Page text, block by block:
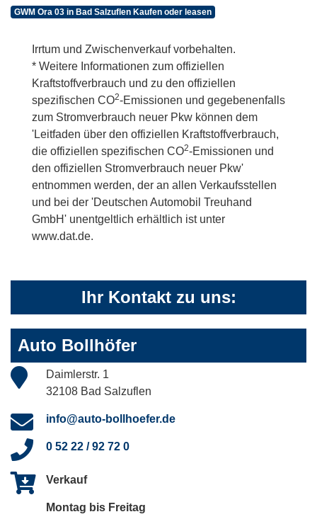
GWM Ora 03 in Bad Salzuflen Kaufen oder leasen
Irrtum und Zwischenverkauf vorbehalten.
* Weitere Informationen zum offiziellen
Kraftstoffverbrauch und zu den offiziellen
spezifischen CO2-Emissionen und gegebenenfalls
zum Stromverbrauch neuer Pkw können dem
'Leitfaden über den offiziellen Kraftstoffverbrauch,
die offiziellen spezifischen CO2-Emissionen und
den offiziellen Stromverbrauch neuer Pkw'
entnommen werden, der an allen Verkaufsstellen
und bei der 'Deutschen Automobil Treuhand
GmbH' unentgeltlich erhältlich ist unter
www.dat.de.
Ihr Kontakt zu uns:
Auto Bollhöfer
Daimlerstr. 1
32108 Bad Salzuflen
info@auto-bollhoefer.de
0 52 22 / 92 72 0
Verkauf
Montag bis Freitag